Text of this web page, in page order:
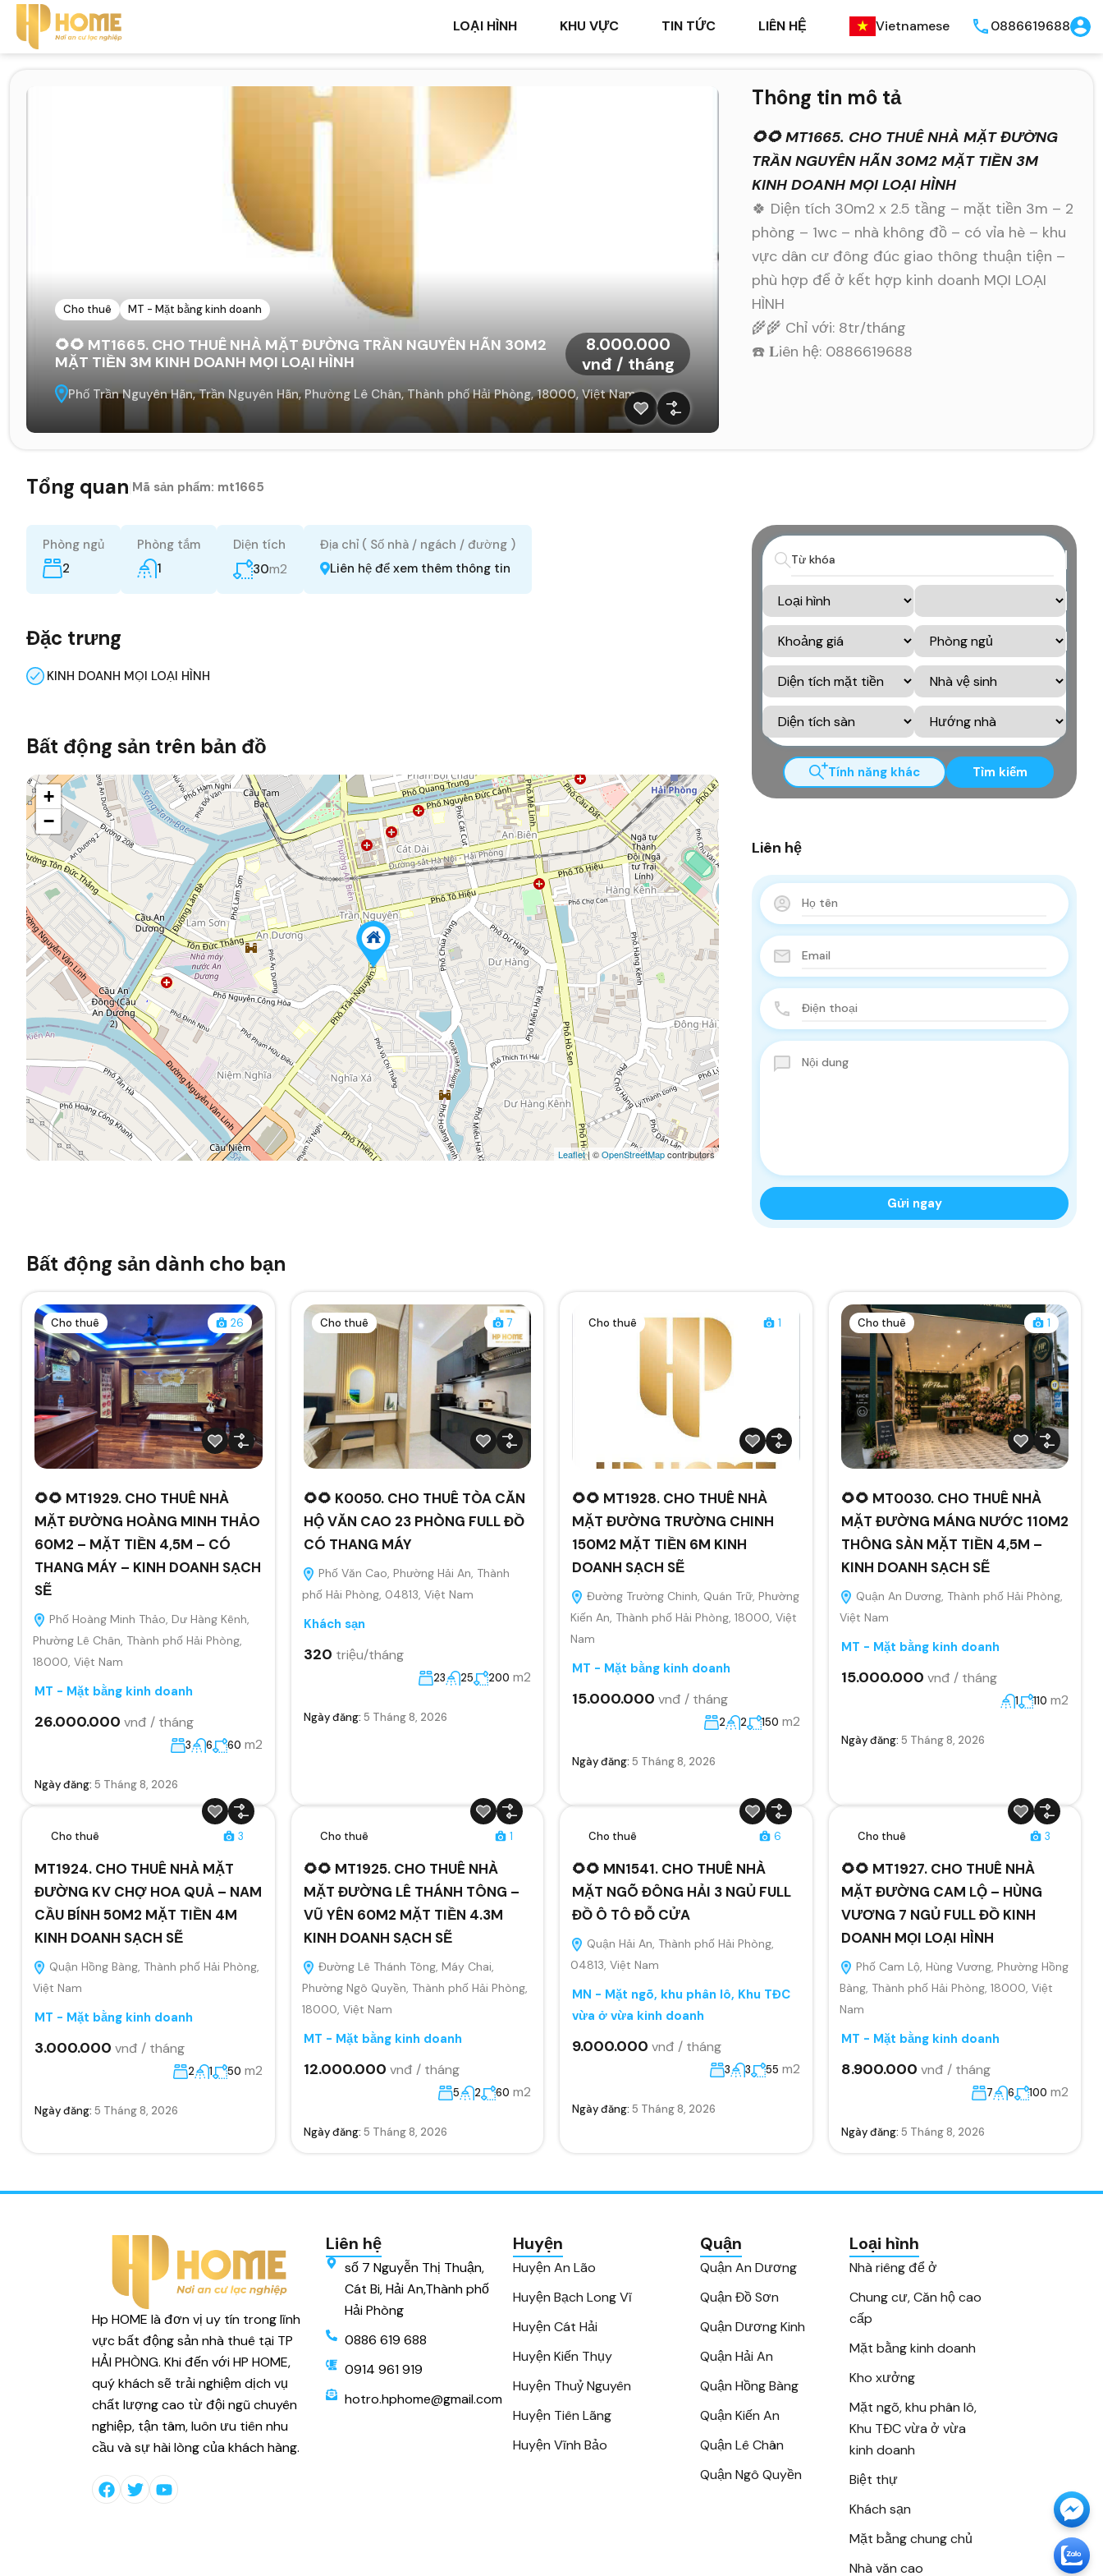
LOẠI HÌNH KHU VỰC TIN TỨC LIÊN HỆ Vietnamese 0886619688
Cho thuê MT - Mặt bằng kinh doanh
🌻🌻 MT1665. CHO THUÊ NHÀ MẶT ĐƯỜNG TRẦN NGUYÊN HÃN 30M2
MẶT TIỀN 3M KINH DOANH MỌI LOẠI HÌNH
8.000.000
vnđ / tháng
Phố Trần Nguyên Hãn, Trần Nguyên Hãn, Phường Lê Chân, Thành phố Hải Phòng, 18000, Việt Nam
Thông tin mô tả
🌻🌻 MT1665. CHO THUÊ NHÀ MẶT ĐƯỜNG
TRẦN NGUYÊN HÃN 30M2 MẶT TIỀN 3M
KINH DOANH MỌI LOẠI HÌNH
🍀 Diện tích 30m2 x 2.5 tầng – mặt tiền 3m – 2
phòng – 1wc – nhà không đồ – có vỉa hè – khu
vực dân cư đông đúc giao thông thuận tiện –
phù hợp để ở kết hợp kinh doanh MỌI LOẠI
HÌNH
🌾🌾 Chỉ với: 8tr/tháng
☎️ 𝐋iên hệ: 0886619688
Tổng quan Mã sản phẩm: mt1665
Phòng ngủ
2
Phòng tắm
1
Diện tích
30m2
Địa chỉ ( Số nhà / ngách / đường )
Liên hệ để xem thêm thông tin
Đặc trưng
KINH DOANH MỌI LOẠI HÌNH
Bất động sản trên bản đồ
+
−
Leaflet| ©OpenStreetMapcontributors
Tính năng khác Tìm kiếm
Liên hệ
Bất động sản dành cho bạn
Cho thuê 26
🌻🌻 MT1929. CHO THUÊ NHÀ
MẶT ĐƯỜNG HOÀNG MINH THẢO
60M2 – MẶT TIỀN 4,5M – CÓ
THANG MÁY – KINH DOANH SẠCH
SẼ
Phố Hoàng Minh Thảo, Dư Hàng Kênh,
Phường Lê Chân, Thành phố Hải Phòng,
18000, Việt Nam
MT - Mặt bằng kinh doanh
26.000.000 vnđ / tháng
3 6 60 m2
Ngày đăng: 5 Tháng 8, 2026
Cho thuê 7
🌻🌻 K0050. CHO THUÊ TÒA CĂN
HỘ VĂN CAO 23 PHÒNG FULL ĐỒ
CÓ THANG MÁY
Phố Văn Cao, Phường Hải An, Thành
phố Hải Phòng, 04813, Việt Nam
Khách sạn
320 triệu/tháng
23 25 200 m2
Ngày đăng: 5 Tháng 8, 2026
Cho thuê 1
🌻🌻 MT1928. CHO THUÊ NHÀ
MẶT ĐƯỜNG TRƯỜNG CHINH
150M2 MẶT TIỀN 6M KINH
DOANH SẠCH SẼ
Đường Trường Chinh, Quán Trữ, Phường
Kiến An, Thành phố Hải Phòng, 18000, Việt
Nam
MT - Mặt bằng kinh doanh
15.000.000 vnđ / tháng
2 2 150 m2
Ngày đăng: 5 Tháng 8, 2026
Cho thuê 1
🌻🌻 MT0030. CHO THUÊ NHÀ
MẶT ĐƯỜNG MÁNG NƯỚC 110M2
THÔNG SÀN MẶT TIỀN 4,5M –
KINH DOANH SẠCH SẼ
Quận An Dương, Thành phố Hải Phòng,
Việt Nam
MT - Mặt bằng kinh doanh
15.000.000 vnđ / tháng
1 110 m2
Ngày đăng: 5 Tháng 8, 2026
Cho thuê 3
MT1924. CHO THUÊ NHÀ MẶT
ĐƯỜNG KV CHỢ HOA QUẢ – NAM
CẦU BÍNH 50M2 MẶT TIỀN 4M
KINH DOANH SẠCH SẼ
Quận Hồng Bàng, Thành phố Hải Phòng,
Việt Nam
MT - Mặt bằng kinh doanh
3.000.000 vnđ / tháng
2 1 50 m2
Ngày đăng: 5 Tháng 8, 2026
Cho thuê 1
🌻🌻 MT1925. CHO THUÊ NHÀ
MẶT ĐƯỜNG LÊ THÁNH TÔNG –
VŨ YÊN 60M2 MẶT TIỀN 4.3M
KINH DOANH SẠCH SẼ
Đường Lê Thánh Tông, Máy Chai,
Phường Ngô Quyền, Thành phố Hải Phòng,
18000, Việt Nam
MT - Mặt bằng kinh doanh
12.000.000 vnđ / tháng
5 2 60 m2
Ngày đăng: 5 Tháng 8, 2026
Cho thuê 6
🌻🌻 MN1541. CHO THUÊ NHÀ
MẶT NGÕ ĐÔNG HẢI 3 NGỦ FULL
ĐỒ Ô TÔ ĐỖ CỬA
Quận Hải An, Thành phố Hải Phòng,
04813, Việt Nam
MN - Mặt ngõ, khu phân lô, Khu TĐC
vừa ở vừa kinh doanh
9.000.000 vnđ / tháng
3 3 55 m2
Ngày đăng: 5 Tháng 8, 2026
Cho thuê 3
🌻🌻 MT1927. CHO THUÊ NHÀ
MẶT ĐƯỜNG CAM LỘ – HÙNG
VƯƠNG 7 NGỦ FULL ĐỒ KINH
DOANH MỌI LOẠI HÌNH
Phố Cam Lộ, Hùng Vương, Phường Hồng
Bàng, Thành phố Hải Phòng, 18000, Việt
Nam
MT - Mặt bằng kinh doanh
8.900.000 vnđ / tháng
7 6 100 m2
Ngày đăng: 5 Tháng 8, 2026
Hp HOME là đơn vị uy tín trong lĩnh
vực bất động sản nhà thuê tại TP
HẢI PHÒNG. Khi đến với HP HOME,
quý khách sẽ trải nghiệm dịch vụ
chất lượng cao từ đội ngũ chuyên
nghiệp, tận tâm, luôn ưu tiên nhu
cầu và sự hài lòng của khách hàng.
Liên hệ
số 7 Nguyễn Thị Thuận,
Cát Bi, Hải An,Thành phố
Hải Phòng
0886 619 688
0914 961 919
hotro.hphome@gmail.com
Huyện
Huyện An Lão
Huyện Bạch Long Vĩ
Huyện Cát Hải
Huyện Kiến Thụy
Huyện Thuỷ Nguyên
Huyện Tiên Lãng
Huyện Vĩnh Bảo
Quận
Quận An Dương
Quận Đồ Sơn
Quận Dương Kinh
Quận Hải An
Quận Hồng Bàng
Quận Kiến An
Quận Lê Chân
Quận Ngô Quyền
Loại hình
Nhà riêng để ở
Chung cư, Căn hộ cao
cấp
Mặt bằng kinh doanh
Kho xưởng
Mặt ngõ, khu phân lô,
Khu TĐC vừa ở vừa
kinh doanh
Biệt thự
Khách sạn
Mặt bằng chung chủ
Nhà văn cao